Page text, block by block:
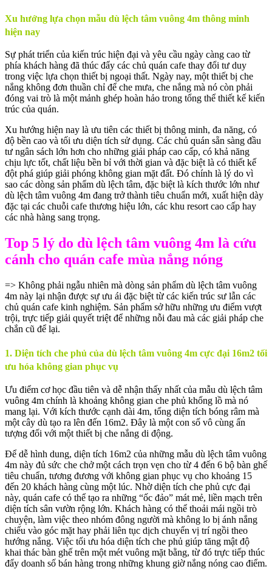
Xu hướng lựa chọn mẫu dù lệch tâm vuông 4m thông minh
hiện nay
Sự phát triển của kiến trúc hiện đại và yêu cầu ngày càng cao từ
phía khách hàng đã thúc đẩy các chủ quán cafe thay đổi tư duy
trong việc lựa chọn thiết bị ngoại thất. Ngày nay, một thiết bị che
nắng không đơn thuần chỉ để che mưa, che nắng mà nó còn phải
đóng vai trò là một mảnh ghép hoàn hảo trong tổng thể thiết kế kiến
trúc của quán.
Xu hướng hiện nay là ưu tiên các thiết bị thông minh, đa năng, có
độ bền cao và tối ưu diện tích sử dụng. Các chủ quán sẵn sàng đầu
tư ngân sách lớn hơn cho những giải pháp cao cấp, có khả năng
chịu lực tốt, chất liệu bền bỉ với thời gian và đặc biệt là có thiết kế
đột phá giúp giải phóng không gian mặt đất. Đó chính là lý do vì
sao các dòng sản phẩm dù lệch tâm, đặc biệt là kích thước lớn như
dù lệch tâm vuông 4m đang trở thành tiêu chuẩn mới, xuất hiện dày
đặc tại các chuỗi cafe thương hiệu lớn, các khu resort cao cấp hay
các nhà hàng sang trọng.
Top 5 lý do dù lệch tâm vuông 4m là cứu
cánh cho quán cafe mùa nắng nóng
=> Không phải ngẫu nhiên mà dòng sản phẩm dù lệch tâm vuông
4m này lại nhận được sự ưu ái đặc biệt từ các kiến trúc sư lẫn các
chủ quán cafe kinh nghiệm. Sản phẩm sở hữu những ưu điểm vượt
trội, trực tiếp giải quyết triệt để những nỗi đau mà các giải pháp che
chắn cũ để lại.
1. Diện tích che phủ của dù lệch tâm vuông 4m cực đại 16m2 tối
ưu hóa không gian phục vụ
Ưu điểm cơ học đầu tiên và dễ nhận thấy nhất của mẫu dù lệch tâm
vuông 4m chính là khoảng không gian che phủ khổng lồ mà nó
mang lại. Với kích thước cạnh dài 4m, tổng diện tích bóng râm mà
một cây dù tạo ra lên đến 16m2. Đây là một con số vô cùng ấn
tượng đối với một thiết bị che nắng di động.
Để dễ hình dung, diện tích 16m2 của những mẫu dù lệch tâm vuông
4m này đủ sức che chở một cách trọn vẹn cho từ 4 đến 6 bộ bàn ghế
tiêu chuẩn, tương đương với không gian phục vụ cho khoảng 15
đến 20 khách hàng cùng một lúc. Nhờ diện tích che phủ cực đại
này, quán cafe có thể tạo ra những “ốc đảo” mát mẻ, liền mạch trên
diện tích sân vườn rộng lớn. Khách hàng có thể thoải mái ngồi trò
chuyện, làm việc theo nhóm đông người mà không lo bị ánh nắng
chiếu vào góc mặt hay phải liên tục dịch chuyển vị trí ngồi theo
hướng nắng. Việc tối ưu hóa diện tích che phủ giúp tăng mật độ
khai thác bàn ghế trên một mét vuông mặt bằng, từ đó trực tiếp thúc
đẩy doanh số bán hàng trong những khung giờ nắng nóng cao điểm.